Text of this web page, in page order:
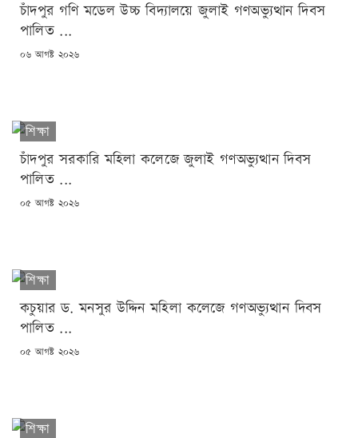
চাঁদপুর গণি মডেল উচ্চ বিদ্যালয়ে জুলাই গণঅভ্যুত্থান দিবস
পালিত ...
POSTED
০৬ আগষ্ট ২০২৬
শিক্ষা
চাঁদপুর সরকারি মহিলা কলেজে জুলাই গণঅভ্যুত্থান দিবস
পালিত ...
POSTED
০৫ আগষ্ট ২০২৬
শিক্ষা
কচুয়ার ড. মনসুর উদ্দিন মহিলা কলেজে গণঅভ্যুত্থান দিবস
পালিত ...
POSTED
০৫ আগষ্ট ২০২৬
শিক্ষা